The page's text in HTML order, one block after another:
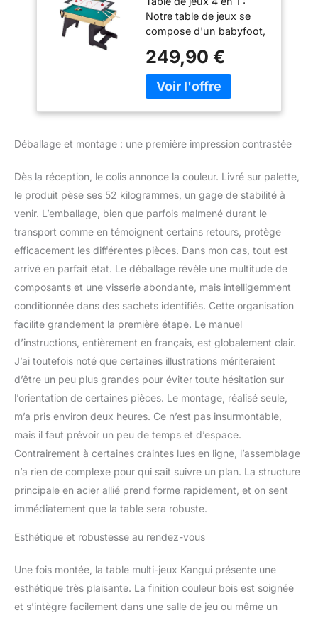
Foot - Billard - Ping
Pong - Hockey
Notre table de jeux se
compose d'un babyfoot,
d'un billard et d'une table
de ping-pong. Idéal pour
passer de supers
d'optimiser
rangement. Les plateaux
de jeu sont facilement
interchangeables entre
Babyfoot : 3 balles, 22
joueurs, 2 marqueurs,
Billard : 2 queues 36''
(92cm), 1 set billes de
billard, 2 craies, 1 triangle,
Ping Pong : 3 balles de
ping pong, 1 filet de ping
pong, 2 raquettes de
ping pong, Hockey : 2
palets(ø 5 cm), 2
Matière : panneau de
fibres à densité
moyenne, barres
télescopiques en acier
chromé, poignées du
babyfoot en PVC noir
Dimensions horizontales
: L135,2 x l71 (110 avec
Dimensions verticales :
Poids net : 46kg - Poids
brut : 52kg
249,90 €
Déballage et montage : une première impression contrastée
Dès la réception, le colis annonce la couleur. Livré sur palette,
le produit pèse ses 52 kilogrammes, un gage de stabilité à
venir. L’emballage, bien que parfois malmené durant le
transport comme en témoignent certains retours, protège
efficacement les différentes pièces. Dans mon cas, tout est
arrivé en parfait état. Le déballage révèle une multitude de
composants et une visserie abondante, mais intelligemment
conditionnée dans des sachets identifiés. Cette organisation
facilite grandement la première étape. Le manuel
d’instructions, entièrement en français, est globalement clair.
J’ai toutefois noté que certaines illustrations mériteraient
d’être un peu plus grandes pour éviter toute hésitation sur
l’orientation de certaines pièces. Le montage, réalisé seule,
m’a pris environ deux heures. Ce n’est pas insurmontable,
mais il faut prévoir un peu de temps et d’espace.
Contrairement à certaines craintes lues en ligne, l’assemblage
n’a rien de complexe pour qui sait suivre un plan. La structure
principale en acier allié prend forme rapidement, et on sent
immédiatement que la table sera robuste.
Esthétique et robustesse au rendez-vous
Une fois montée, la table multi-jeux Kangui présente une
esthétique très plaisante. La finition couleur bois est soignée
et s’intègre facilement dans une salle de jeu ou même un